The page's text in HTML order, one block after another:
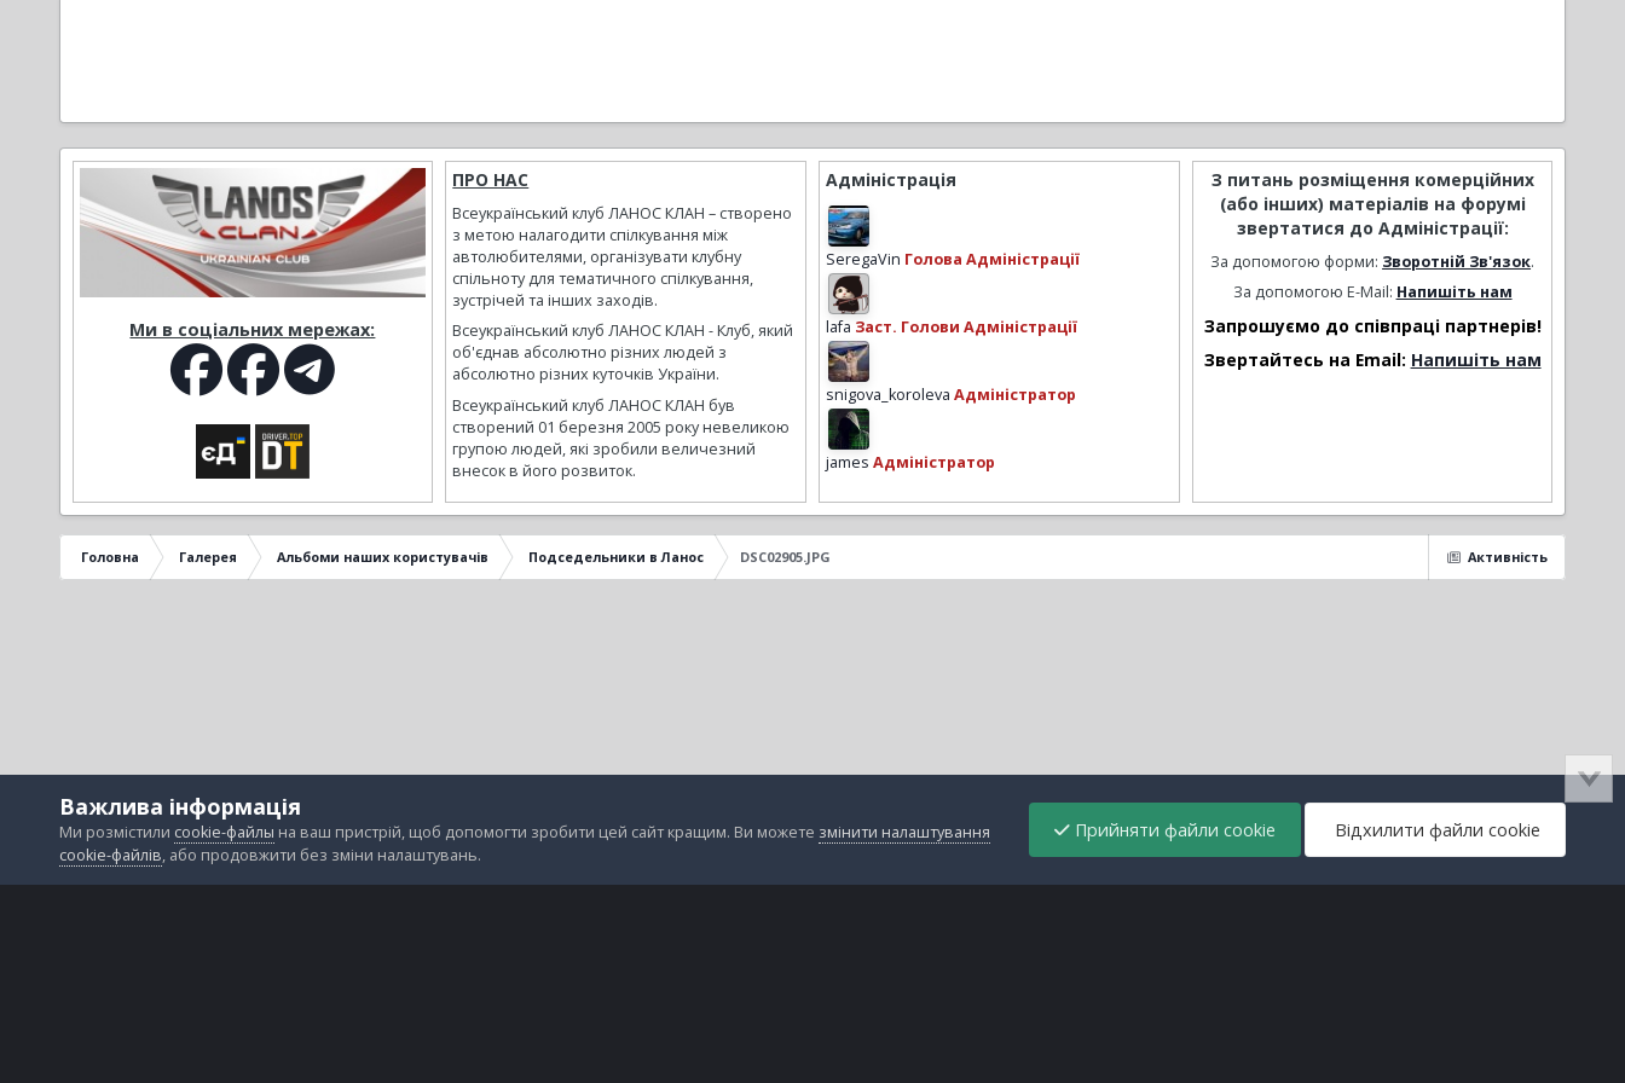
Ми в соціальних мережах:
ПРО НАС
Всеукраїнський клуб ЛАНОС КЛАН – створено
з метою налагодити спілкування між
автолюбителями, організувати клубну
спільноту для тематичного спілкування,
зустрічей та інших заходів.
Всеукраїнський клуб ЛАНОС КЛАН - Клуб, який
об'єднав абсолютно різних людей з
абсолютно різних куточків України.
Всеукраїнський клуб ЛАНОС КЛАН був
створений 01 березня 2005 року невеликою
групою людей, які зробили величезний
внесок в його розвиток.
Адміністрація
SeregaVin Голова Адміністрації
lafa Заст. Голови Адміністрації
snigova_koroleva Адміністратор
james Адміністратор
З питань розміщення комерційних
(або інших) матеріалів на форумі
звертатися до Адміністрації:
За допомогою форми: Зворотній Зв'язок.
За допомогою E-Mail: Напишіть нам
Запрошуємо до співпраці партнерів!
Звертайтесь на Email: Напишіть нам
Активність
Головна Галерея Альбоми наших користувачів Подседельники в Ланос DSC02905.JPG
Важлива інформація
Ми розмістили cookie-файлы на ваш пристрій, щоб допомогти зробити цей сайт кращим. Ви можете змінити налаштування
cookie-файлів, або продовжити без зміни налаштувань.
Прийняти файли cookie Відхилити файли cookie